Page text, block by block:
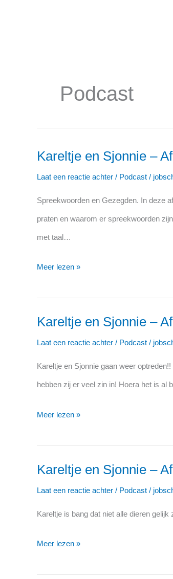
Podcast
Kareltje en Sjonnie –
Laat een reactie achter / Podcast /
Spreekwoorden en Gezegden. In deze
praten en waarom er spreekwoorden
met taal…
Kareltje
en
Spreekwoorden
Meer lezen »
Kareltje en Sjonnie –
Laat een reactie achter / Podcast /
Kareltje en Sjonnie gaan weer
hebben zij er veel zin in! Hoera het is al
Kareltje
en
18:
Artis
Meer lezen »
Kareltje en Sjonnie –
Laat een reactie achter / Podcast /
Kareltje is bang dat niet alle dieren
Kareltje
en
Aflevering
Meer lezen »